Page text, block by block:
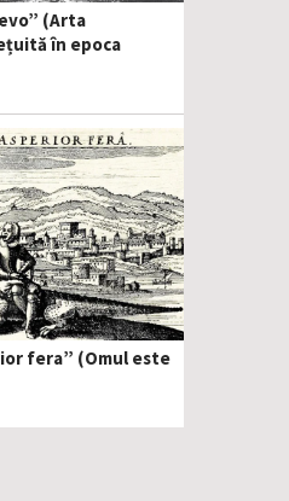
(Arta
în epoca
fera” (Omul este